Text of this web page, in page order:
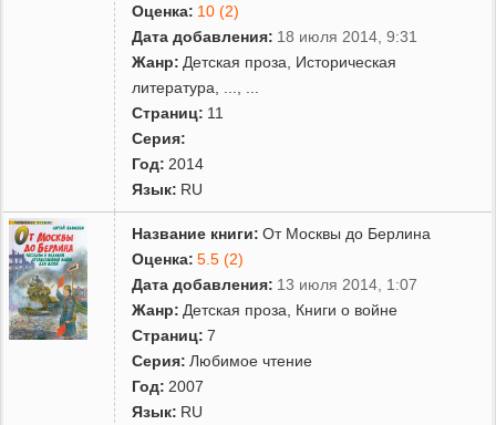
Оценка: 10 (2)
Дата добавления: 18 июля 2014, 9:31
Жанр: Детская проза
Историческая
литература
Страниц: 11
Серия:
Год: 2014
Язык: RU
Название книги: От Москвы до Берлина
Оценка: 5.5 (2)
Дата добавления: 13 июля 2014, 1:07
Жанр: Детская проза
Книги о войне
Страниц: 7
Серия: Любимое чтение
Год: 2007
Язык: RU